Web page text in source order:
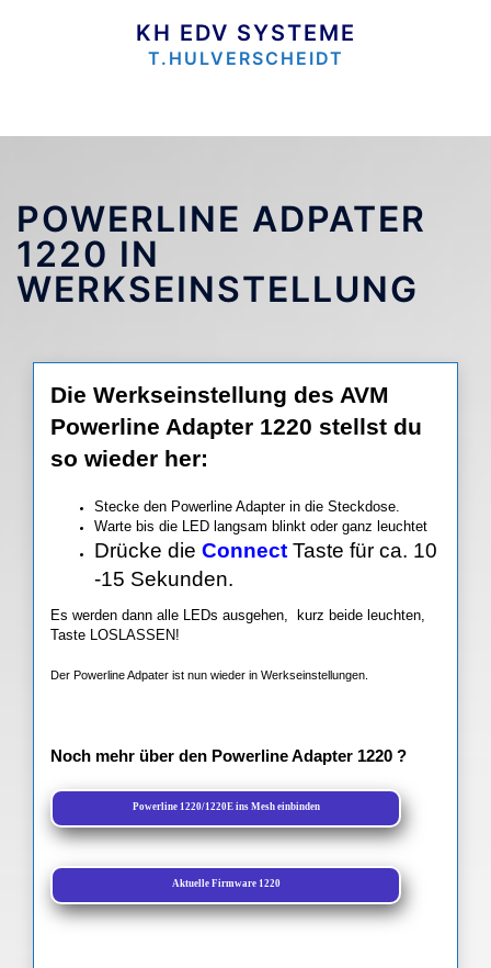
KH EDV SYSTEME
T.HULVERSCHEIDT
POWERLINE ADPATER
1220 IN
WERKSEINSTELLUNG
Die Werkseinstellung des AVM
Powerline Adapter 1220 stellst du
so wieder her:
Stecke den Powerline Adapter in die Steckdose.
Warte bis die LED langsam blinkt oder ganz leuchtet
Drücke die Connect Taste für ca. 10
-15 Sekunden.
Es werden dann alle LEDs ausgehen, kurz beide leuchten,
Taste LOSLASSEN!
Der Powerline Adpater ist nun wieder in Werkseinstellungen.
Noch mehr über den Powerline Adapter 1220 ?
Powerline 1220/1220E ins Mesh einbinden
Aktuelle Firmware 1220